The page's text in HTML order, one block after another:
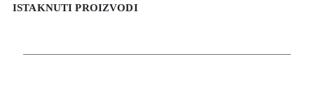
ISTAKNUTI PROIZVODI